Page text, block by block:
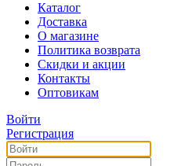
Каталог
Доставка
О магазине
Политика возврата
Скидки и акции
Контакты
Оптовикам
Войти
Регистрация